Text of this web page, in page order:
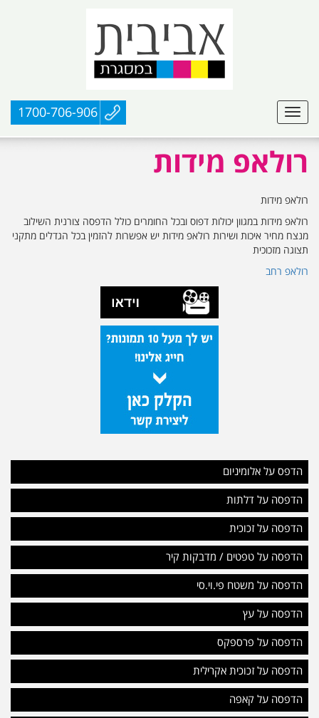
1700-706-906
רולאפ מידות
רולאפ מידות
רולאפ מידות במגוון יכולות דפוס ובכל החומרים כולל הדפסה צורנית השילוב
מנצח מחיר איכות ושירות רולאפ מידות יש אפשרות להזמין בכל הגדלים מתקני
תצוגה מזכוכית
רולאפ רחב
הדפס על אלומיניום
הדפסה על דלתות
הדפסה על זכוכית
הדפסה על טפטים / מדבקות קיר
הדפסה על משטח פי.וי.סי
הדפסה על עץ
הדפסה על פרספקס
הדפסה על זכוכית אקרילית
הדפסה על קאפה